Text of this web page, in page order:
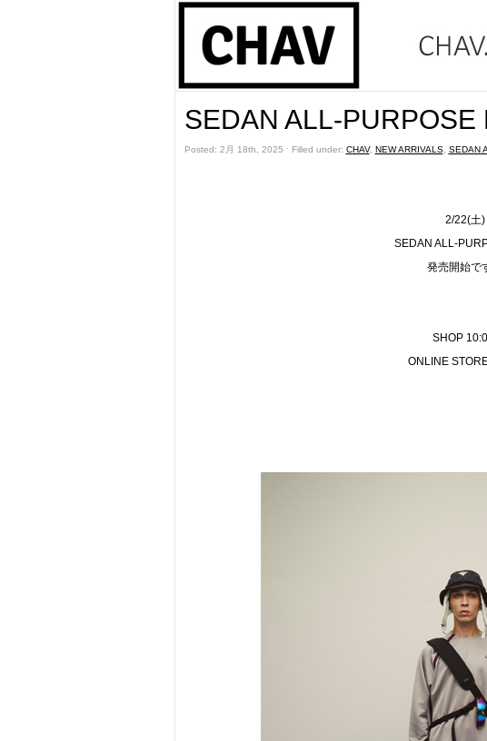
SEDAN ALL-PURPOSE
Posted: 2月 18th, 2025 ˑ Filled under: CHAV, NEW ARRIVALS, SEDAN
2/22(土)
SEDAN ALL-
発売開始で
SHOP
ONLINE